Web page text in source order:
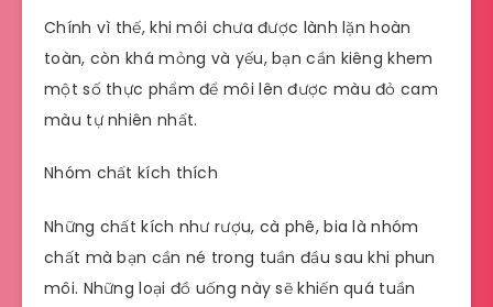
Chính vì thế, khi môi chưa được lành lặn hoàn
toàn, còn khá mỏng và yếu, bạn cần kiêng khem
một số thực phẩm để môi lên được màu đỏ cam
màu tự nhiên nhất.
Nhóm chất kích thích
Những chất kích như rượu, cà phê, bia là nhóm
chất mà bạn cần né trong tuần đầu sau khi phun
môi. Những loại đồ uống này sẽ khiến quá tuần